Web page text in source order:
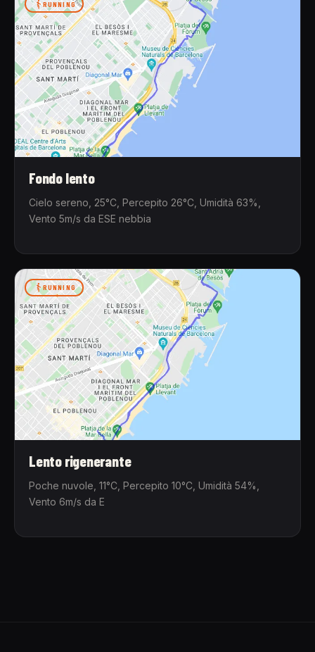
RUNNING
Fondo lento
Cielo sereno, 25°C, Percepito 26°C, Umidità 63%,
Vento 5m/s da ESE nebbia
RUNNING
Lento rigenerante
Poche nuvole, 11°C, Percepito 10°C, Umidità 54%,
Vento 6m/s da E